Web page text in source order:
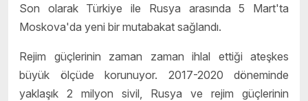
Son olarak Türkiye ile Rusya arasında 5 Mart'ta
Moskova'da yeni bir mutabakat sağlandı.
Rejim güçlerinin zaman zaman ihlal ettiği ateşkes
büyük ölçüde korunuyor. 2017-2020 döneminde
yaklaşık 2 milyon sivil, Rusya ve rejim güçlerinin